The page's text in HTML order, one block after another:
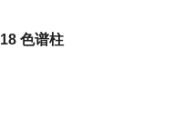
色谱柱